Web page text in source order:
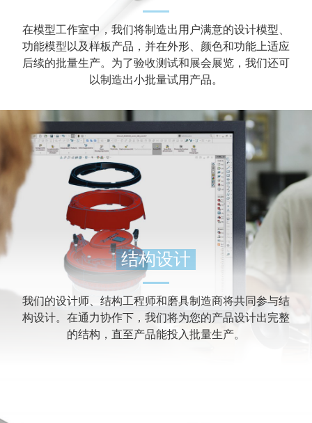
在模型工作室中，我们将制造出用户满意的设计模型、
功能模型以及样板产品，并在外形、颜色和功能上适应
后续的批量生产。为了验收测试和展会展览，我们还可
以制造出小批量试用产品。
结构设计
我们的设计师、结构工程师和磨具制造商将共同参与结
构设计。在通力协作下，我们将为您的产品设计出完整
的结构，直至产品能投入批量生产。